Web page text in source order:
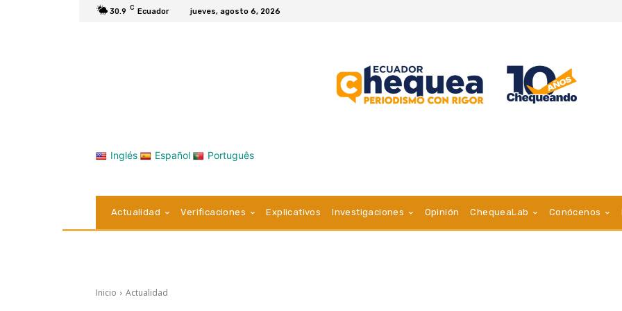
30.9 C Ecuador jueves, agosto 6, 2026
Inglés Español Português
Actualidad Verificaciones Explicativos Investigaciones Opinión ChequeaLab Conócenos
Inicio Actualidad